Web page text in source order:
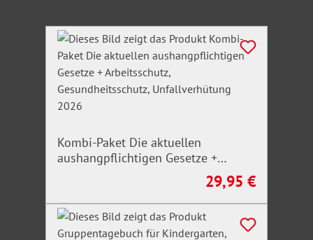
Produktgalerie überspringen
Kombi-Paket Die aktuellen
aushangpflichtigen Gesetze +
Arbeitsschutz, Gesundheitsschutz,
Regulärer Preis:
29,95 €